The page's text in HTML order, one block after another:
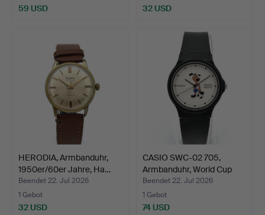
59 USD 32 USD
HERODIA, Armbanduhr,
1950er/60er Jahre, Ha…
Beendet 22. Jul 2026
1 Gebot
32 USD
CASIO SWC-02 705,
Armbanduhr, World Cup
US…
Beendet 22. Jul 2026
1 Gebot
74 USD